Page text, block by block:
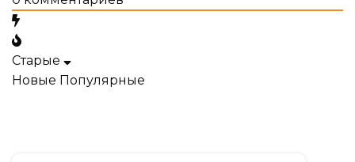
Старые
Новые Популярные